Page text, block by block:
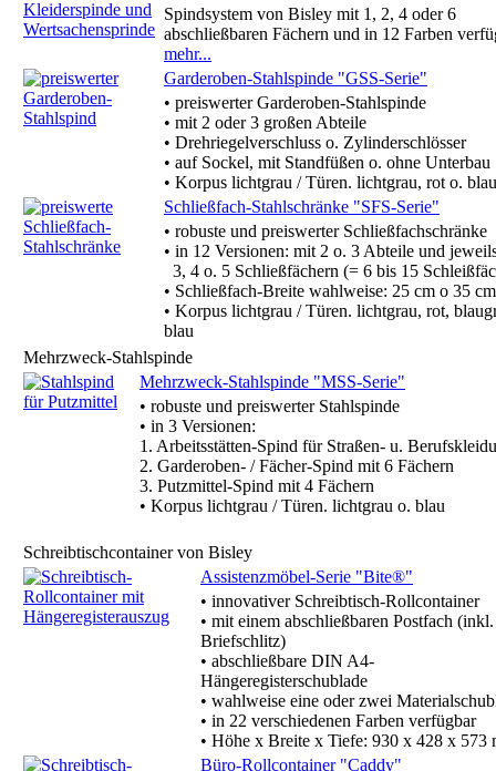
Spindsystem von Bisley mit 1, 2, 4 oder 6
abschließbaren Fächern und in 12 Farben
mehr...
Garderoben-Stahlspinde "GSS-Serie"
• preiswerter Garderoben-Stahlspinde
• mit 2 oder 3 großen Abteile
• Drehriegelverschluss o. Zylinderschlösser
• auf Sockel, mit Standfüßen o. ohne Unterbau
• Korpus lichtgrau / Türen. lichtgrau, rot o. blau
Schließfach-Stahlschränke "SFS-Serie"
• robuste und preiswerter Schließfachschränke
• in 12 Versionen: mit 2 o. 3 Abteile und
3, 4 o. 5 Schließfächern (= 6 bis 15
• Schließfach-Breite wahlweise: 25 cm o 35 cm
• Korpus lichtgrau / Türen. lichtgrau, rot,
blau
Mehrzweck-Stahlspinde
Mehrzweck-Stahlspinde "MSS-Serie"
• robuste und preiswerter Stahlspinde
• in 3 Versionen:
1. Arbeitsstätten-Spind für Straßen- u.
2. Garderoben- / Fächer-Spind mit 6 Fächern
3. Putzmittel-Spind mit 4 Fächern
• Korpus lichtgrau / Türen. lichtgrau o. blau
Schreibtischcontainer von Bisley
Assistenzmöbel-Serie "Bite®"
• innovativer Schreibtisch-Rollcontainer
• mit einem abschließbaren Postfach (inkl.
Briefschlitz)
• abschließbare DIN A4-
Hängeregisterschublade
• wahlweise eine oder zwei
• in 22 verschiedenen Farben verfügbar
• Höhe x Breite x Tiefe: 930 x 428 x 573
Büro-Rollcontainer "Caddy"